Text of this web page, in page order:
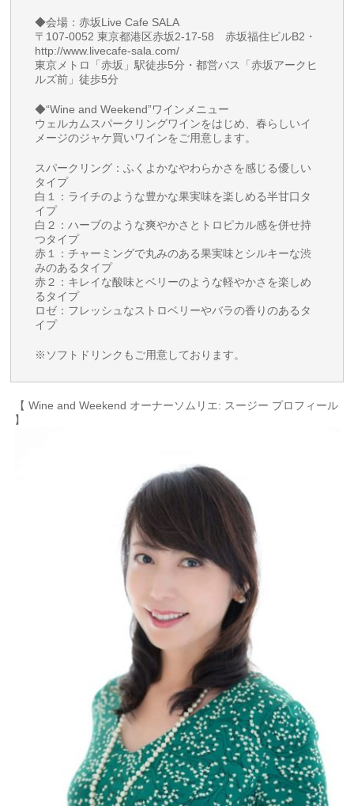
◆会場：赤坂Live Cafe SALA
〒107-0052 東京都港区赤坂2-17-58 赤坂福住ビルB2・
http://www.livecafe-sala.com/
東京メトロ「赤坂」駅徒歩5分・都営バス「赤坂アークヒ
ルズ前」徒歩5分
◆“Wine and Weekend”ワインメニュー
ウェルカムスパークリングワインをはじめ、春らしいイ
メージのジャケ買いワインをご用意します。
スパークリング：ふくよかなやわらかさを感じる優しい
タイプ
白１：ライチのような豊かな果実味を楽しめる半甘口タ
イプ
白２：ハーブのような爽やかさとトロピカル感を併せ持
つタイプ
赤１：チャーミングで丸みのある果実味とシルキーな渋
みのあるタイプ
赤２：キレイな酸味とベリーのような軽やかさを楽しめ
るタイプ
ロゼ：フレッシュなストロベリーやバラの香りのあるタ
イプ
※ソフトドリンクもご用意しております。
【 Wine and Weekend オーナーソムリエ: スージー プロフィール
】